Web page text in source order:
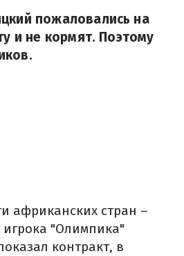
пожаловались на
и не кормят. Поэтому
африканских стран –
"Олимпика"
контракт, в